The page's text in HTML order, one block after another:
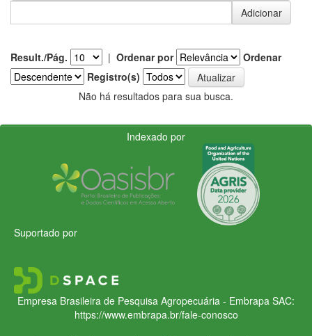
Result./Pág. | Ordenar por
Ordenar
Registro(s)
Não há resultados para sua busca.
Indexado por
Suportado por
Empresa Brasileira de Pesquisa Agropecuária - Embrapa SAC:
https://www.embrapa.br/fale-conosco